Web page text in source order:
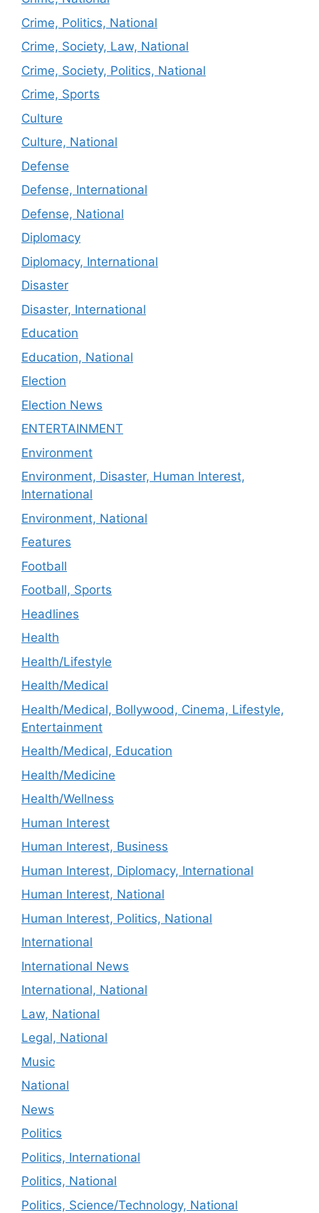
Crime, Politics, National
Crime, Society, Law, National
Crime, Society, Politics, National
Crime, Sports
Culture
Culture, National
Defense
Defense, International
Defense, National
Diplomacy
Diplomacy, International
Disaster
Disaster, International
Education
Education, National
Election
Election News
ENTERTAINMENT
Environment
Environment, Disaster, Human Interest,
International
Environment, National
Features
Football
Football, Sports
Headlines
Health
Health/Lifestyle
Health/Medical
Health/Medical, Bollywood, Cinema, Lifestyle,
Entertainment
Health/Medical, Education
Health/Medicine
Health/Wellness
Human Interest
Human Interest, Business
Human Interest, Diplomacy, International
Human Interest, National
Human Interest, Politics, National
International
International News
International, National
Law, National
Legal, National
Music
National
News
Politics
Politics, International
Politics, National
Politics, Science/Technology, National